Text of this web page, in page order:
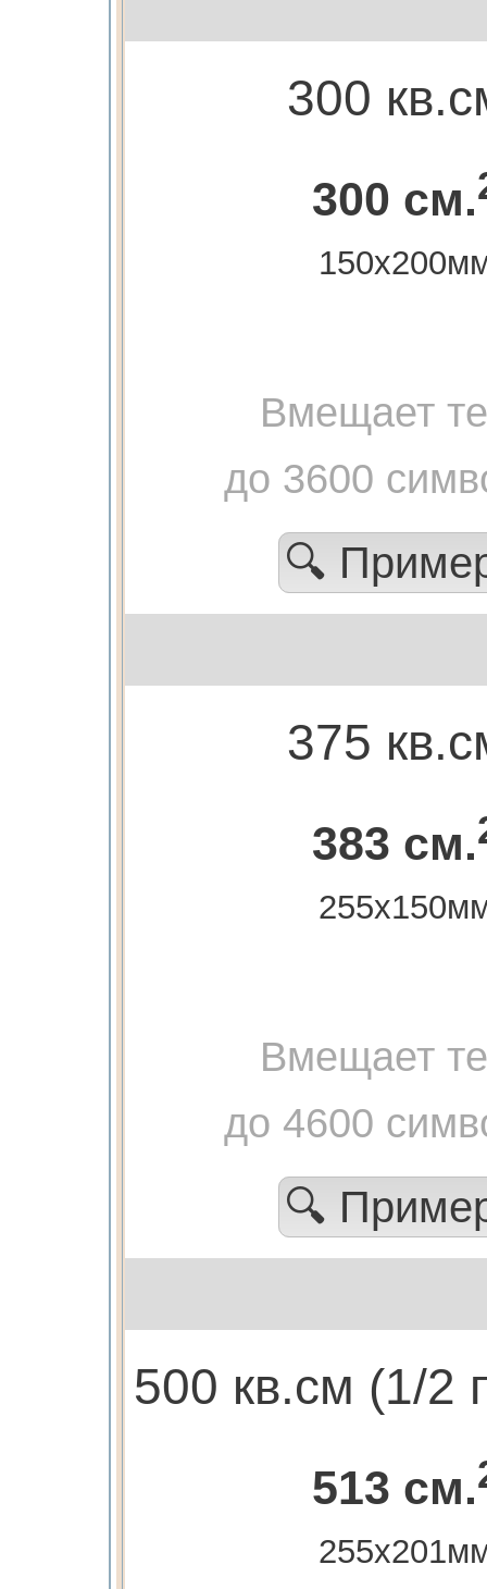
300
300 см.
Вмещает
до 3600
🔍
375
383 см.
Вмещает
до 4600
🔍
500 кв.см (1/2
513 см.